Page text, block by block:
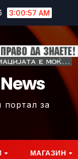
3:00:59 AM
за
МАГАЗИН